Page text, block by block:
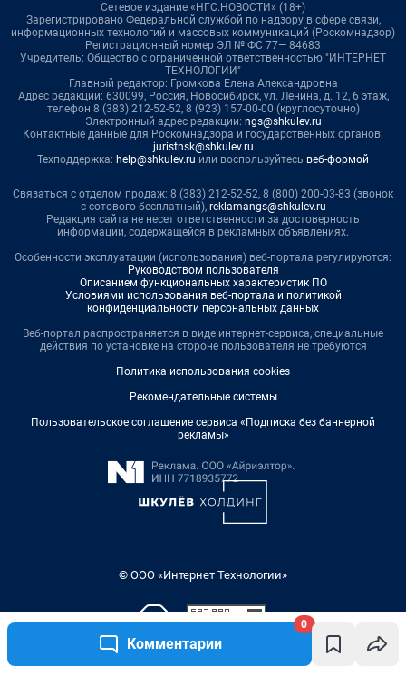
Комментарии
0
Сетевое издание «НГС.НОВОСТИ» (18+)
Зарегистрировано Федеральной службой по надзору в сфере связи,
информационных технологий и массовых коммуникаций (Роскомнадзор)
Регистрационный номер ЭЛ № ФС 77— 84683
Учредитель: Общество с ограниченной ответственностью "ИНТЕРНЕТ
ТЕХНОЛОГИИ"
Главный редактор: Громкова Елена Александровна
Адрес редакции: 630099, Россия, Новосибирск, ул. Ленина, д. 12, 6 этаж,
телефон 8 (383) 212-52-52, 8 (923) 157-00-00 (круглосуточно)
Электронный адрес редакции: ngs@shkulev.ru
Контактные данные для Роскомнадзора и государственных органов:
juristnsk@shkulev.ru
Техподдержка: help@shkulev.ru или воспользуйтесь веб-формой
Связаться с отделом продаж: 8 (383) 212-52-52, 8 (800) 200-03-83 (звонок
с сотового бесплатный), reklamangs@shkulev.ru
Редакция сайта не несет ответственности за достоверность
информации, содержащейся в рекламных объявлениях.
Особенности эксплуатации (использования) веб-портала регулируются:
Руководством пользователя
Описанием функциональных характеристик ПО
Условиями использования веб-портала и политикой
конфиденциальности персональных данных
Веб-портал распространяется в виде интернет-сервиса, специальные
действия по установке на стороне пользователя не требуются
Политика использования cookies
Рекомендательные системы
Пользовательское соглашение сервиса «Подписка без баннерной
рекламы»
© ООО «Интернет Технологии»